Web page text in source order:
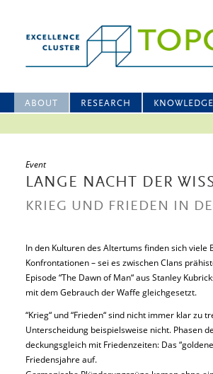
ABOUT RESEARCH
Event
LANGE NACHT DER
KRIEG UND FRIEDEN IN
In den Kulturen des Altertums finden sich
Konfrontationen – sei es zwischen Clans
Episode “The Dawn of Man“ aus Stanley
mit dem Gebrauch der Waffe gleichgesetzt.
“Krieg“ und “Frieden“ sind nicht immer klar
Unterscheidung beispielsweise nicht. Phasen
deckungsgleich mit Friedenzeiten: Das
Friedensjahre auf.